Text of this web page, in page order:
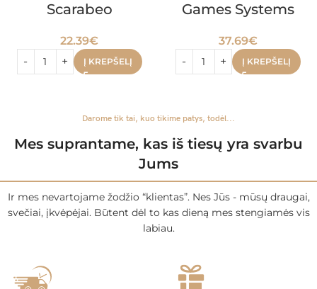
Scarabeo
22.39€
Į KREPŠELĮ
Games Systems
37.69€
Į KREPŠELĮ
Darome tik tai, kuo tikime patys, todėl...
Mes suprantame, kas iš tiesų yra svarbu
Jums
Ir mes nevartojame žodžio “klientas”. Nes Jūs - mūsų draugai,
svečiai, įkvėpėjai. Būtent dėl to kas dieną mes stengiamės vis
labiau.